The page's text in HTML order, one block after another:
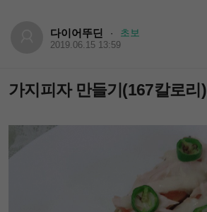
다이어뚜딘 · 초보
2019.06.15 13:59
가지피자 만들기(167칼로리)